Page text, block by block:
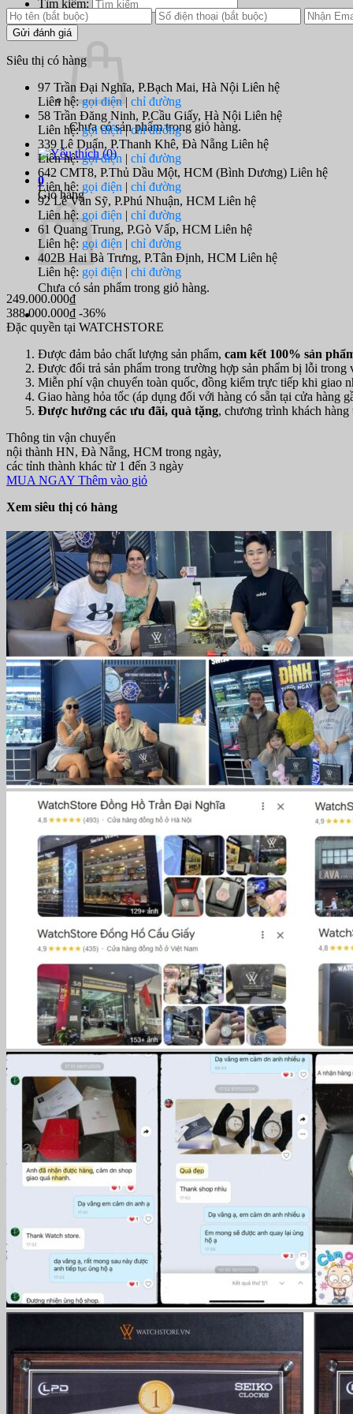
Tìm kiếm:
0
Chưa có sản phẩm trong giỏ hàng.
(0)
0
Giỏ hàng
Chưa có sản phẩm trong giỏ hàng.
Gửi đánh giá
Siêu thị có hàng
97 Trần Đại Nghĩa, P.Bạch Mai, Hà Nội Liên hệ
Liên hệ: gọi điện | chỉ đường
58 Trần Đăng Ninh, P.Cầu Giấy, Hà Nội Liên hệ
Liên hệ: gọi điện|chỉ đường
339 Lê Duẩn, P.Thanh Khê, Đà Nẵng Liên hệ
Liên hệ: gọi điện | chỉ đường
642 CMT8, P.Thủ Dầu Một, HCM (Bình Dương) Liên hệ
Liên hệ: gọi điện | chỉ đường
92 Lê Văn Sỹ, P.Phú Nhuận, HCM Liên hệ
Liên hệ: gọi điện | chỉ đường
61 Quang Trung, P.Gò Vấp, HCM Liên hệ
Liên hệ: gọi điện | chỉ đường
402B Hai Bà Trưng, P.Tân Định, HCM Liên hệ
Liên hệ: gọi điện | chi đường
249.000.000₫
388.000.000₫ -36%
Đặc quyền tại WATCHSTORE
Được đảm bảo chất lượng sản phẩm, cam kết 100% sản
Được đổi trả sản phẩm trong trường hợp sản phẩm bị lỗi trong
Miễn phí vận chuyển toàn quốc, đồng kiểm trực tiếp khi giao
Giao hàng hỏa tốc (áp dụng đối với hàng có sẵn tại cửa hàng
Được hưởng các ưu đãi, quà tặng, chương trình khách hàng
Thông tin vận chuyển
nội thành HN, Đà Nẵng, HCM trong ngày,
các tỉnh thành khác từ 1 đến 3 ngày
MUA NGAY Thêm vào giỏ
Xem siêu thị có hàng